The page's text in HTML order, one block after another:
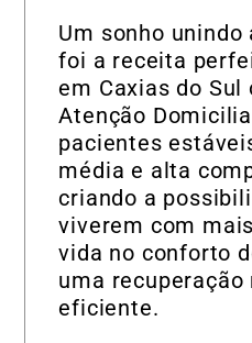
Um sonho unindo
foi a receita
em Caxias do Sul
Atenção
pacientes
média e alta
criando a
viverem com
vida no conforto
uma recuperação
eficiente.